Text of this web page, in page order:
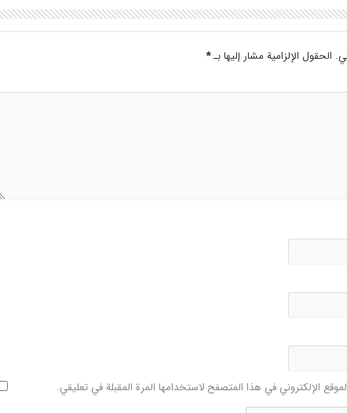
الحقول الإلزامية مشار إليها بـ*
الإلكتروني في هذا المتصفح لاستخدامها المرة المقبلة في تعليقي.